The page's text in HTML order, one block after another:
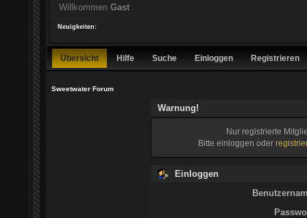
Willkommen Gast
Neuigkeiten:
Übersicht Hilfe Suche Einloggen Registrieren
Sweetwater Forum
Warnung!
Nur registrierte
Bitte einloggen oder
Einloggen